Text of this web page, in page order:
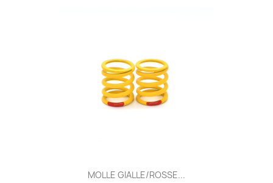
MOLLE GIALLE/ROSSE...